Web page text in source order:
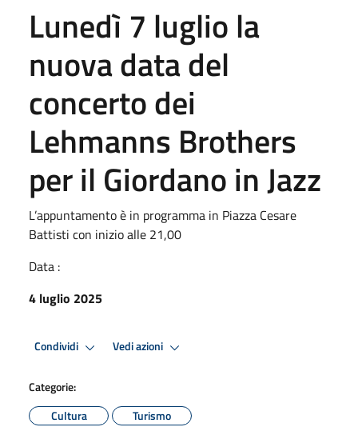
Lunedì 7 luglio la
nuova data del
concerto dei
Lehmanns Brothers
per il Giordano in Jazz
L’appuntamento è in programma in Piazza Cesare
Battisti con inizio alle 21,00
Data :
4 luglio 2025
Condividi Vedi azioni
Categorie:
Cultura
Turismo